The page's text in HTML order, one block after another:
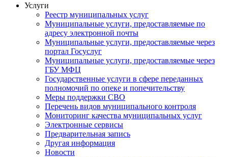
Услуги
Реестр муниципальных услуг
Муниципальные услуги, предоставляемые по
адресу электронной почты
Муниципальные услуги, предоставляемые через
портал Госуслуг
Муниципальные услуги, предоставляемые через
ГБУ МФЦ
Государственные услуги в сфере переданных
полномочий по опеке и попечительству
Меры поддержки СВО
Перечень видов муниципального контроля
Мониторинг качества муниципальных услуг
Электронные сервисы
Предварительная запись
Другая информация
Новости